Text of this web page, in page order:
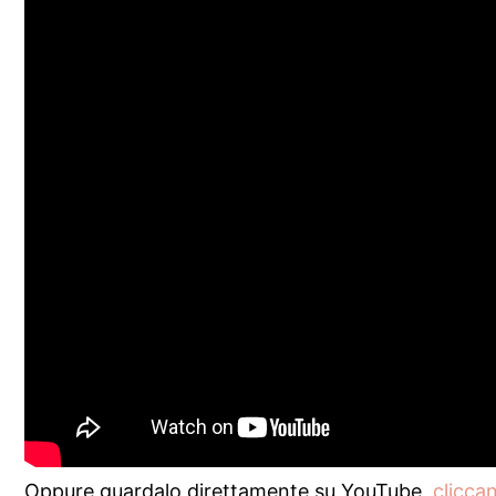
Oppure guardalo direttamente su YouTube,